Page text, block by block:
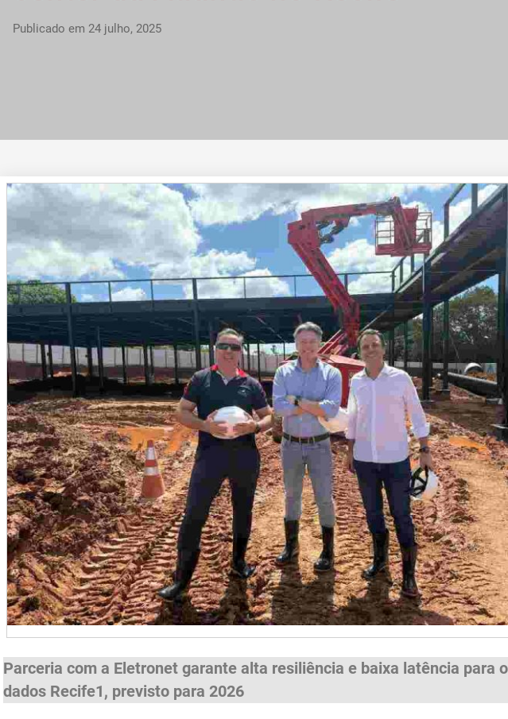
Publicado em 24 julho, 2025
Parceria com a Eletronet garante alta resiliência e baixa latência para
dados Recife1, previsto para 2026